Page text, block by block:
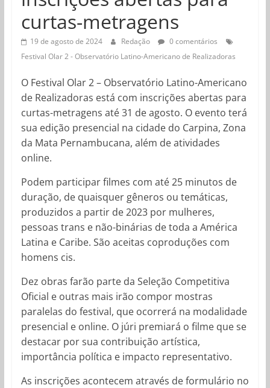
curtas-metragens
19 de agosto de 2024 Redação
0 comentários
Festival Olar 2 - Observatório Latino-Americano de Realizadoras
O Festival Olar 2 – Observatório Latino-Americano
de Realizadoras está com inscrições abertas para
curtas-metragens até 31 de agosto. O evento terá
sua edição presencial na cidade do Carpina, Zona
da Mata Pernambucana, além de atividades
online.
Podem participar filmes com até 25 minutos de
duração, de quaisquer gêneros ou temáticas,
produzidos a partir de 2023 por mulheres,
pessoas trans e não-binárias de toda a América
Latina e Caribe. São aceitas coproduções com
homens cis.
Dez obras farão parte da Seleção Competitiva
Oficial e outras mais irão compor mostras
paralelas do festival, que ocorrerá na modalidade
presencial e online. O júri premiará o filme que se
destacar por sua contribuição artística,
importância política e impacto representativo.
As inscrições acontecem através de formulário no